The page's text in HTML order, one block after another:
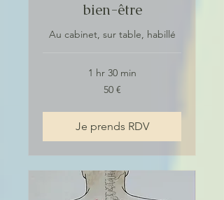
bien-être
Au cabinet, sur table, habillé
1 hr 30 min
50 €
Je prends RDV